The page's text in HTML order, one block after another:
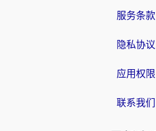
服务条款
隐私协议
应用权限
联系我们